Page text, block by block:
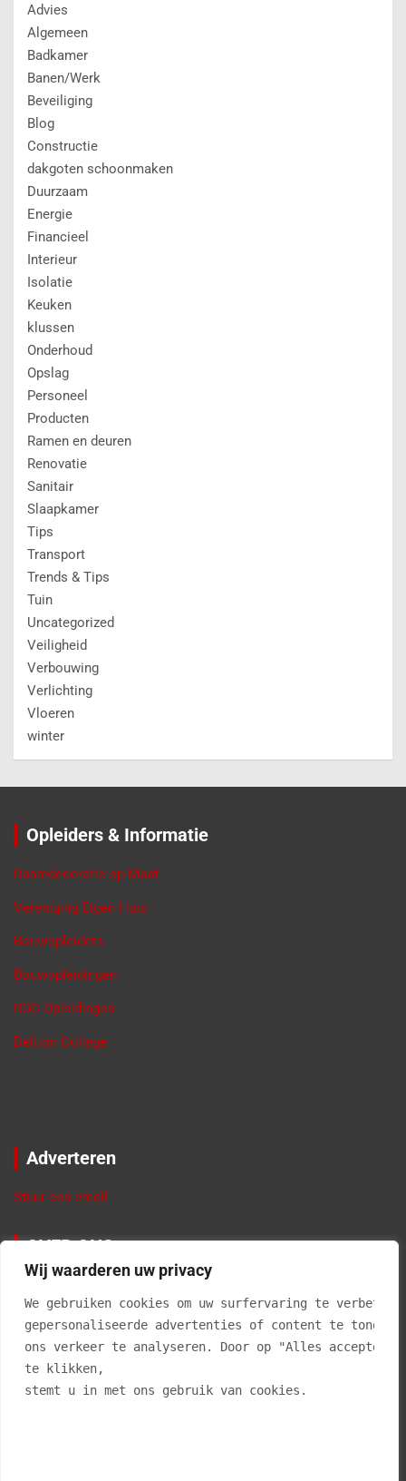
Wij waarderen uw privacy
We gebruiken cookies om uw surfervaring te
gepersonaliseerde advertenties of content te tonen
ons verkeer te analyseren. Door op "Alles
te klikken,
stemt u in met ons gebruik van cookies.
Advies
Algemeen
Badkamer
Banen/Werk
Beveiliging
Blog
Constructie
dakgoten schoonmaken
Duurzaam
Energie
Financieel
Interieur
Isolatie
Keuken
klussen
Onderhoud
Opslag
Personeel
Producten
Ramen en deuren
Renovatie
Sanitair
Slaapkamer
Tips
Transport
Trends & Tips
Tuin
Uncategorized
Veiligheid
Verbouwing
Verlichting
Vloeren
winter
Opleiders & Informatie
Raamdecoratie op Maat
Vereniging Eigen Huis
Bouwopleiders
Bouwopleidingen
ROC Opleidingen
Deltion College
Adverteren
Stuur een email
OVER ONS
VierBalken.nl geeft informatie en tips over materialen,
producten, gereedschappen, doe-het-zelf klussen, interieur
advies en alles voor in en om de tuin. Klussen in je eigen huis
is niet alleen leuk, maar geeft ook erg veel voldoening als je
een klus zelf hebt geklaard. En… het kan je ook nog eens veel
geld uitsparen.